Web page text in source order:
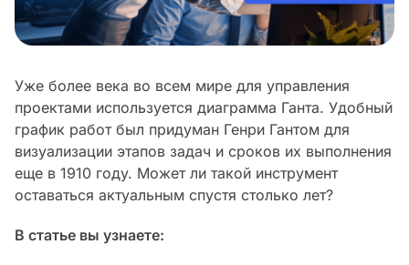
Уже более века во всем мире для управления
проектами используется диаграмма Ганта. Удобный
график работ был придуман Генри Гантом для
визуализации этапов задач и сроков их выполнения
еще в 1910 году. Может ли такой инструмент
оставаться актуальным спустя столько лет?
В статье вы узнаете: